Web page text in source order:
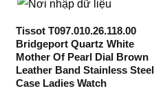
Tissot T097.010.26.118.00
Bridgeport Quartz White
Mother Of Pearl Dial Brown
Leather Band Stainless Steel
Case Ladies Watch